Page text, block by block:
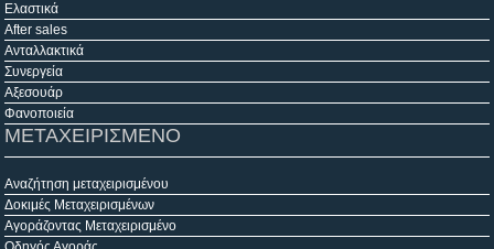
Ελαστικά
After sales
Ανταλλακτικά
Συνεργεία
Αξεσουάρ
Φανοποιεία
ΜΕΤΑΧΕΙΡΙΣΜΕΝΟ
Αναζήτηση μεταχειρισμένου
Δοκιμές Μεταχειρισμένων
Αγοράζοντας Μεταχειρισμένο